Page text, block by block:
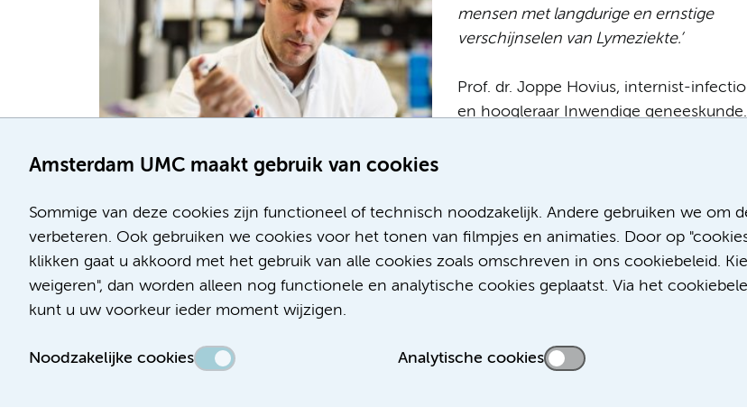
Amsterdam UMC maakt gebruik van cookies
Sommige van deze cookies zijn functioneel of technisch noodzakelijk. Andere gebruiken we om
verbeteren. Ook gebruiken we cookies voor het tonen van filmpjes en animaties. Door op
klikken gaat u akkoord met het gebruik van alle cookies zoals omschreven in ons cookiebeleid.
weigeren", dan worden alleen nog functionele en analytische cookies geplaatst. Via het
kunt u uw voorkeur ieder moment wijzigen.
Noodzakelijke cookies Analytische cookies
mensen met langdurige en ernstige
verschijnselen van Lymeziekte.’
Prof. dr. Joppe Hovius, internist-
en hoogleraar Inwendige geneeskunde.
Lees hier meer over onderzoek naar tekenbeetziekten